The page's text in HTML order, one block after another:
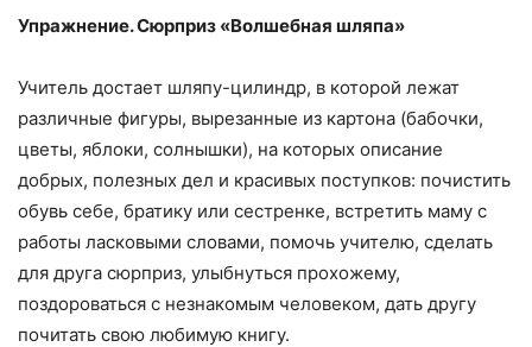
Упражнение. Сюрприз «Волшебная шляпа»
Учитель достает шляпу-цилиндр, в которой лежат
различные фигуры, вырезанные из картона (бабочки,
цветы, яблоки, солнышки), на которых описание
добрых, полезных дел и красивых поступков: почистить
обувь себе, братику или сестренке, встретить маму с
работы ласковыми словами, помочь учителю, сделать
для друга сюрприз, улыбнуться прохожему,
поздороваться с незнакомым человеком, дать другу
почитать свою любимую книгу.